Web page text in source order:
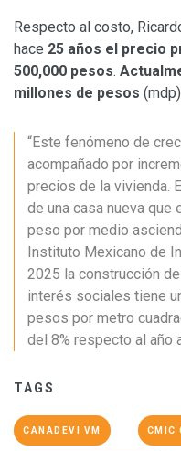
Respecto al costo,
hace 25 años el precio
500,000 pesos.
millones de pesos
“Este fenómeno de
acompañado por
precios de la vivienda.
de una casa nueva que
peso por medio
Instituto Mexicano de
2025 la construcción
interés sociales tiene
pesos por metro
del 8% respecto al año
TAGS
CANADEVI VM CMIC